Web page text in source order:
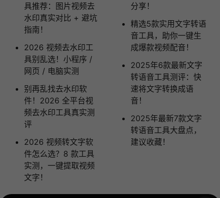
具推荐：图片视频去
水印真实对比 + 避坑
指南！
2026 视频去水印工
具别乱选！小程序 /
网页 / 电脑实测
别再乱找去水印软
件！2026 全平台视
频去水印工具真实测
评
2026 视频转文字软
件怎么选？8 款工具
实测，一键提取视频
文字！
分享！
精选5款实用文字转语
音工具，助你一键生
成爆款视频配音！
2025年6款最新文字
转语音工具测评：快
速将文字转换成语
音！
2025年最新7款文字
转语音工具大盘点，
建议收藏！